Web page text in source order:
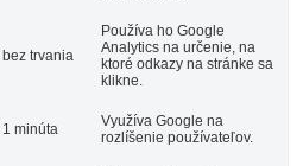
bez trvania
Používa ho Google
Analytics na určenie, na
ktoré odkazy na stránke sa
klikne.
1 minúta
Využíva Google na
rozlíšenie používateľov.